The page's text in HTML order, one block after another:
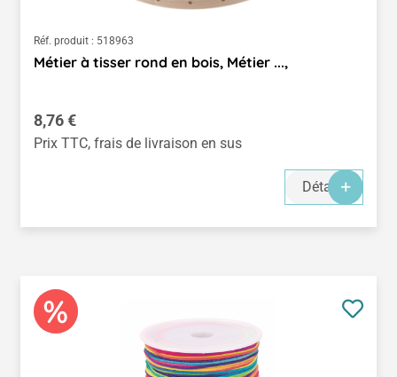
Réf. produit : 518963
Métier à tisser rond en bois, Métier ...,
Prix régulier :
8,76 €
Prix TTC, frais de livraison en sus
Détails